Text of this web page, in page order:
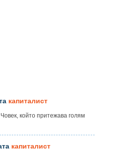
капиталист
Човек, който притежава голям
капиталист